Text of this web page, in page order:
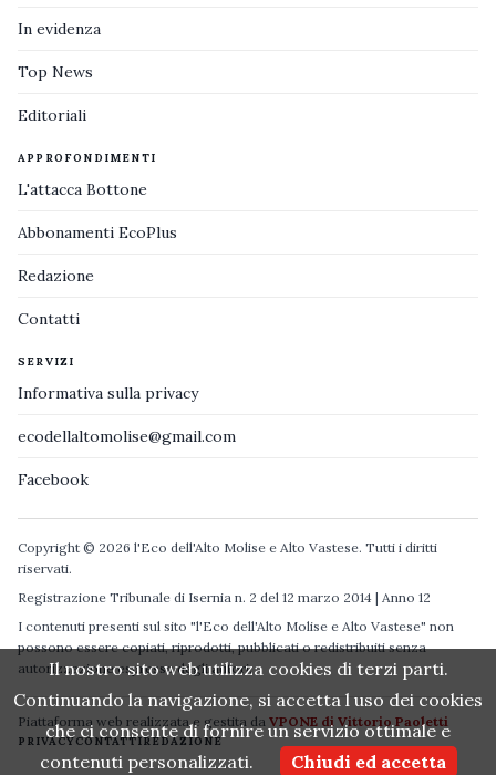
In evidenza
Top News
Editoriali
APPROFONDIMENTI
L'attacca Bottone
Abbonamenti EcoPlus
Redazione
Contatti
SERVIZI
Informativa sulla privacy
ecodellaltomolise@gmail.com
Facebook
Copyright © 2026 l'Eco dell'Alto Molise e Alto Vastese. Tutti i diritti
riservati.
Registrazione Tribunale di Isernia n. 2 del 12 marzo 2014 | Anno 12
I contenuti presenti sul sito "l'Eco dell'Alto Molise e Alto Vastese" non
possono essere copiati, riprodotti, pubblicati o redistribuiti senza
autorizzazione espressa degli autori.
Piattaforma web realizzata e gestita da VPONE di Vittorio Paoletti
PRIVACYCONTATTIREDAZIONE
Il nostro sito web utilizza cookies di terzi parti.
Continuando la navigazione, si accetta l uso dei cookies
che ci consente di fornire un servizio ottimale e
contenuti personalizzati.
Chiudi ed accetta